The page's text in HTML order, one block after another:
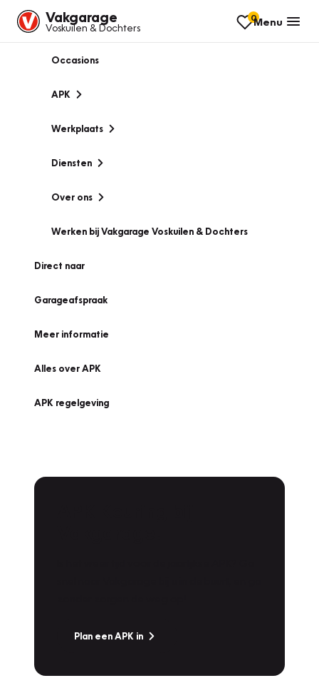
Vakgarage
Voskuilen & Dochters
0Menu
Occasions
APK
Werkplaats
Diensten
Over ons
Werken bij Vakgarage Voskuilen & Dochters
Direct naar
Garageafspraak
Meer informatie
Alles over APK
APK regelgeving
Plan een APK in